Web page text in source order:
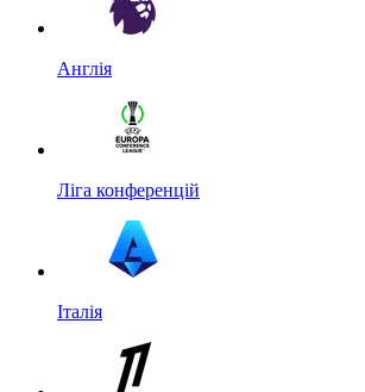
Англія
Ліга конференцій
Італія